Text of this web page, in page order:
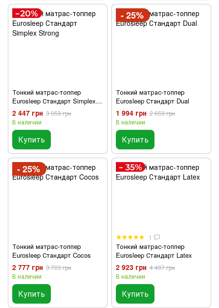
Тонкий матрас-топпер
Eurosleep Стандарт Simplex
Strong
2 447 грн 3 059 грн
В наличии
Купить
- 25%
Тонкий матрас-топпер
Eurosleep Стандарт Dual
1 994 грн 2 659 грн
В наличии
Купить
- 25%
Тонкий матрас-топпер
Eurosleep Стандарт Cocos
2 777 грн 3 703 грн
В наличии
Купить
1
Тонкий матрас-топпер
Eurosleep Стандарт Latex
2 923 грн 4 497 грн
В наличии
Купить